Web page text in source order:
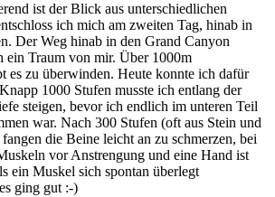
ist der Blick aus unterschiedlichen
ich mich am zweiten Tag, hinab in
Der Weg hinab in den Grand Canyon
ein Traum von mir. Über 1000m
es zu überwinden. Heute konnte ich dafür
1000 Stufen musste ich entlang der
steigen, bevor ich endlich im unteren Teil
war. Nach 300 Stufen (oft aus Stein und
die Beine leicht an zu schmerzen, bei
vor Anstrengung und eine Hand ist
ein Muskel sich spontan überlegt
ging gut :-)